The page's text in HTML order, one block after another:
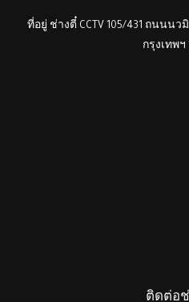
ที่อยู่ ช่างตี๋ CCTV 105/431 ถนนน
กรุงเทพฯ
ติดต่อ